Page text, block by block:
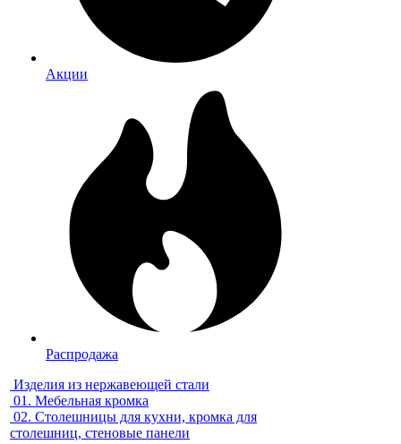
Акции
Распродажа
Изделия из нержавеющей стали
01. Мебельная кромка
02. Столешницы для кухни, кромка для
столешниц, стеновые панели